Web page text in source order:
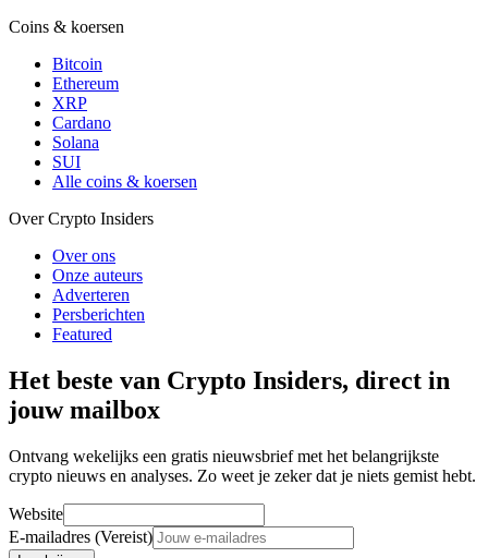
Coins & koersen
Bitcoin
Ethereum
XRP
Cardano
Solana
SUI
Alle coins & koersen
Over Crypto Insiders
Over ons
Onze auteurs
Adverteren
Persberichten
Featured
Het beste van Crypto Insiders, direct in
jouw mailbox
Ontvang wekelijks een gratis nieuwsbrief met het belangrijkste
crypto nieuws en analyses. Zo weet je zeker dat je niets gemist hebt.
Website
E-mailadres (Vereist)